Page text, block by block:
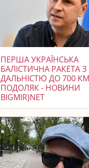
ПЕРША УКРАЇНСЬКА
БАЛІСТИЧНА РАКЕТА З
ДАЛЬНІСТЮ ДО 700
ПОДОЛЯК - НОВИНИ
BIGMIR)NET